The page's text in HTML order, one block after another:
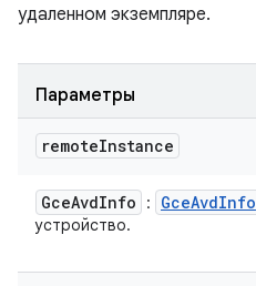
удаленном экземпляре.
Параметры
remoteInstance
GceAvdInfo : GceAvdInfo
устройство.